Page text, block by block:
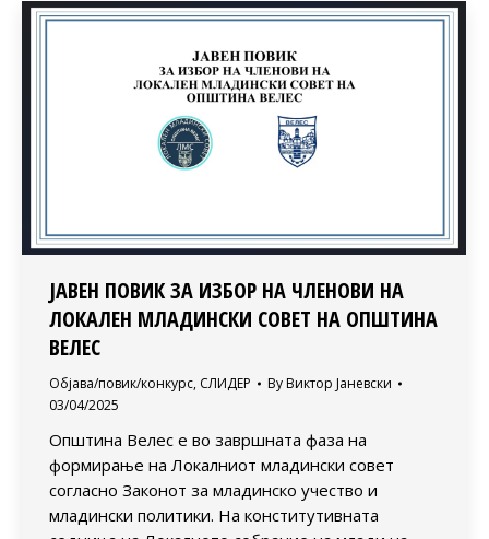
ЈАВЕН ПОВИК ЗА ИЗБОР НА ЧЛЕНОВИ НА
ЛОКАЛЕН МЛАДИНСКИ СОВЕТ НА ОПШТИНА
ВЕЛЕС
Објава/повик/конкурс, СЛИДЕР By Виктор Јаневски
03/04/2025
Општина Велес е во завршната фаза на
формирање на Локалниот младински совет
согласно Законот за младинско учество и
младински политики. На конститутивната